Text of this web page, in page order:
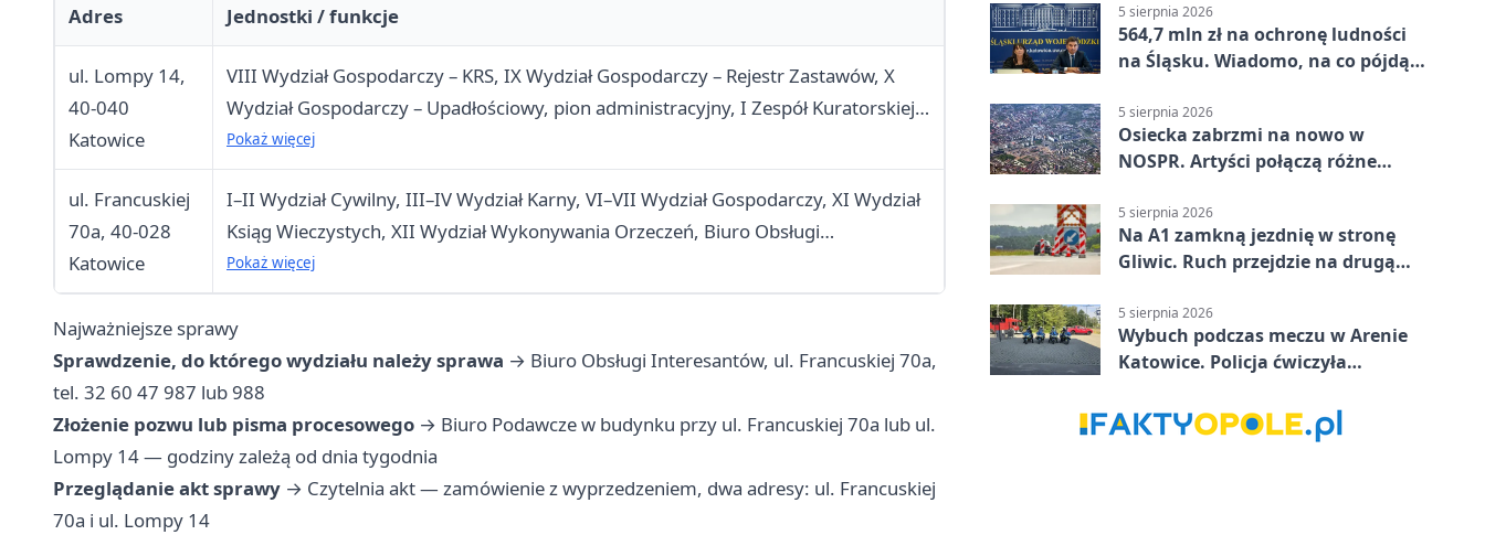
Adres Jednostki / funkcje
ul. Lompy 14,
40-040
Katowice
VIII Wydział Gospodarczy – KRS, IX Wydział Gospodarczy – Rejestr Zastawów, X
Wydział Gospodarczy – Upadłościowy, pion administracyjny, I Zespół Kuratorskiej
Służby Sądowej
Pokaż więcej
ul. Francuskiej
70a, 40-028
Katowice
I–II Wydział Cywilny, III–IV Wydział Karny, VI–VII Wydział Gospodarczy, XI Wydział
Ksiąg Wieczystych, XII Wydział Wykonywania Orzeczeń, Biuro Obsługi
Interesantów, czytelnia akt
Pokaż więcej
Najważniejsze sprawy
Sprawdzenie, do którego wydziału należy sprawa → Biuro Obsługi Interesantów, ul. Francuskiej 70a,
tel. 32 60 47 987 lub 988
Złożenie pozwu lub pisma procesowego → Biuro Podawcze w budynku przy ul. Francuskiej 70a lub ul.
Lompy 14 — godziny zależą od dnia tygodnia
Przeglądanie akt sprawy → Czytelnia akt — zamówienie z wyprzedzeniem, dwa adresy: ul. Francuskiej
70a i ul. Lompy 14
5 sierpnia 2026
564,7 mln zł na ochronę ludności
na Śląsku. Wiadomo, na co pójdą
5 sierpnia 2026
Osiecka zabrzmi na nowo w
NOSPR. Artyści połączą różne
5 sierpnia 2026
Na A1 zamkną jezdnię w stronę
Gliwic. Ruch przejdzie na drugą
5 sierpnia 2026
Wybuch podczas meczu w Arenie
Katowice. Policja ćwiczyła